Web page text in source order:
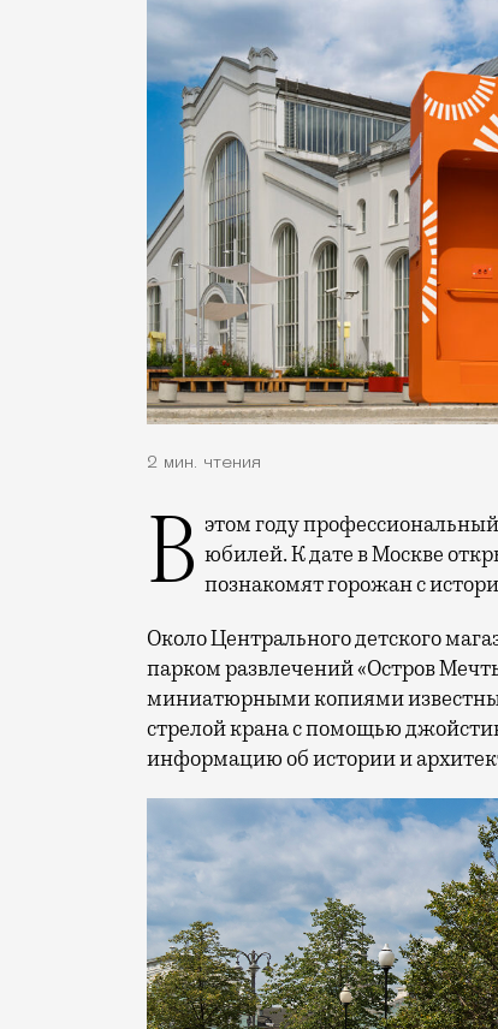
2 мин. чтения
В этом году профессиональный праздник День строителя отмечает 70-летний юбилей. К дате в Москве
познакомят горожан с
Около Центрального детского
парком развлечений «Остров
миниатюрными копиями
стрелой крана с помощью
информацию об истории и